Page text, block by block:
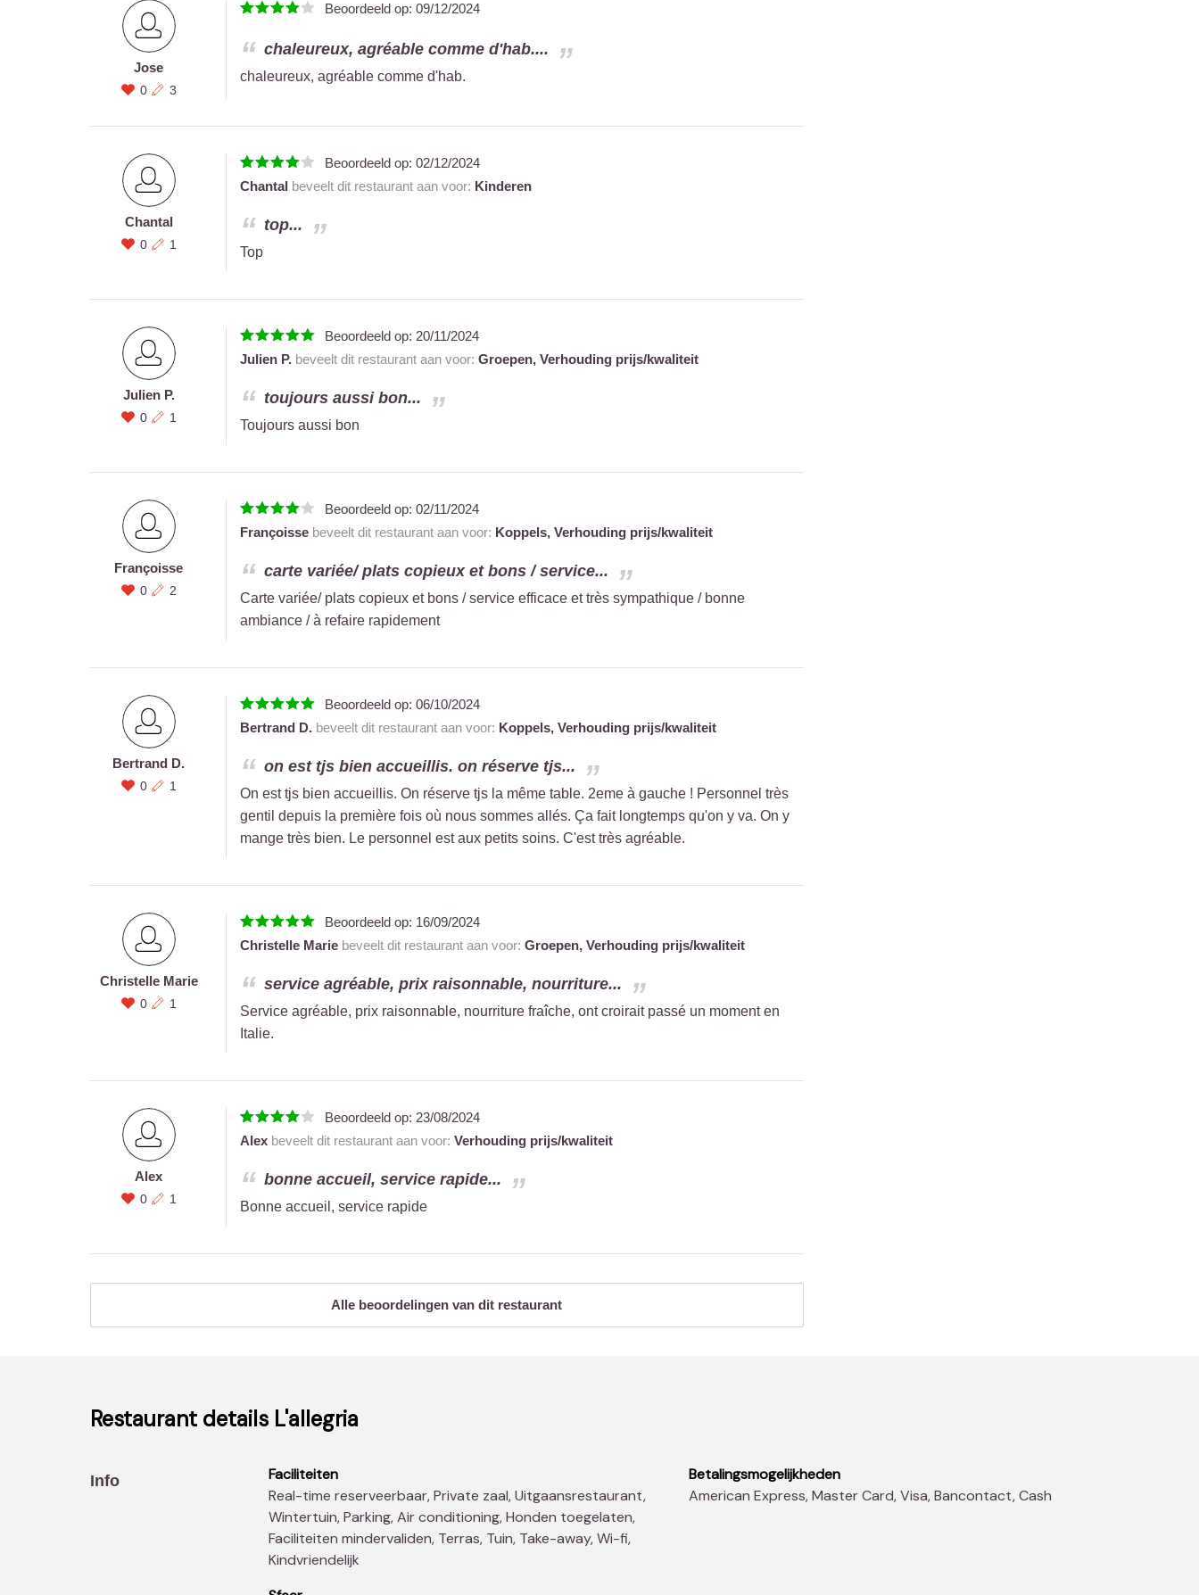
Jose
0 3
Beoordeeld op: 09/12/2024
chaleureux, agréable comme d'hab....
chaleureux, agréable comme d'hab.
Chantal
0 1
Beoordeeld op: 02/12/2024
Chantal beveelt dit restaurant aan voor: Kinderen
top...
Top
Julien P.
0 1
Beoordeeld op: 20/11/2024
Julien P.beveelt dit restaurant aan voor: Groepen, Verhouding prijs/kwaliteit
toujours aussi bon...
Toujours aussi bon
Françoisse
0 2
Beoordeeld op: 02/11/2024
Françoissebeveelt dit restaurant aan voor: Koppels, Verhouding prijs/kwaliteit
carte variée/ plats copieux et bons / service...
Carte variée/ plats copieux et bons / service efficace et très sympathique / bonne
ambiance / à refaire rapidement
Bertrand D.
0 1
Beoordeeld op: 06/10/2024
Bertrand D.beveelt dit restaurant aan voor: Koppels, Verhouding prijs/kwaliteit
on est tjs bien accueillis. on réserve tjs...
On est tjs bien accueillis. On réserve tjs la même table. 2eme à gauche ! Personnel très
gentil depuis la première fois où nous sommes allés. Ça fait longtemps qu'on y va. On y
mange très bien. Le personnel est aux petits soins. C'est très agréable.
Christelle Marie
0 1
Beoordeeld op: 16/09/2024
Christelle Mariebeveelt dit restaurant aan voor: Groepen, Verhouding prijs/kwaliteit
service agréable, prix raisonnable, nourriture...
Service agréable, prix raisonnable, nourriture fraîche, ont croirait passé un moment en
Italie.
Alex
0 1
Beoordeeld op: 23/08/2024
Alexbeveelt dit restaurant aan voor: Verhouding prijs/kwaliteit
bonne accueil, service rapide...
Bonne accueil, service rapide
Alle beoordelingen van dit restaurant
Restaurant details L'allegria
Info
Faciliteiten
Real-time reserveerbaar, Private zaal, Uitgaansrestaurant,
Wintertuin, Parking, Air conditioning, Honden toegelaten,
Faciliteiten mindervaliden, Terras, Tuin, Take-away, Wi-fi,
Kindvriendelijk
Betalingsmogelijkheden
American Express, Master Card, Visa, Bancontact, Cash